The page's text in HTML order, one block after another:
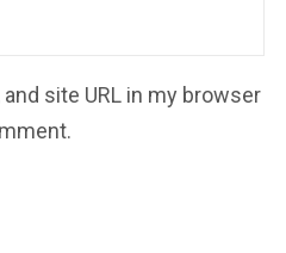
site URL in my browser